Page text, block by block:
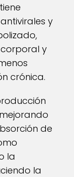
y
y
crónica.
de
la
la